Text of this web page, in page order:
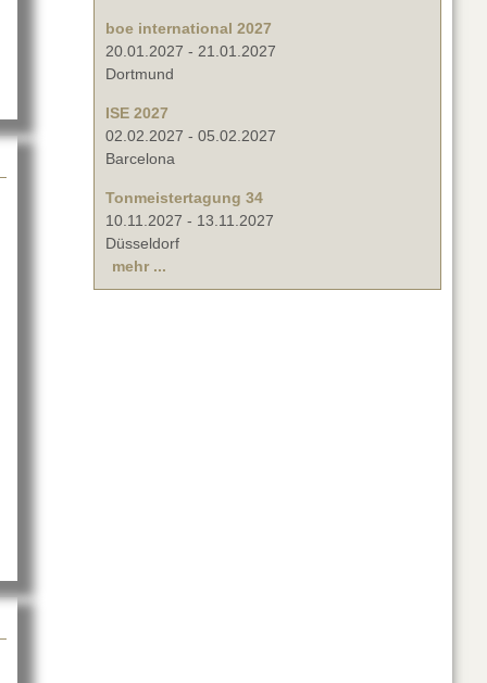
boe international 2027
20.01.2027 - 21.01.2027
Dortmund
ISE 2027
02.02.2027 - 05.02.2027
Barcelona
Tonmeistertagung 34
10.11.2027 - 13.11.2027
Düsseldorf
mehr ...